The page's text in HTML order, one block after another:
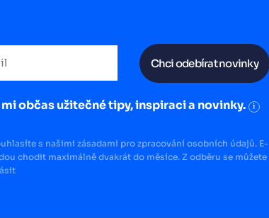
Chci odebírat novinky
občas užitečné tipy, inspiraci a novinky. i
s našimi zásadami pro zpracování osobních údajů. E-
chodit maximálně dvakrát do měsíce. Z odběru se můžete